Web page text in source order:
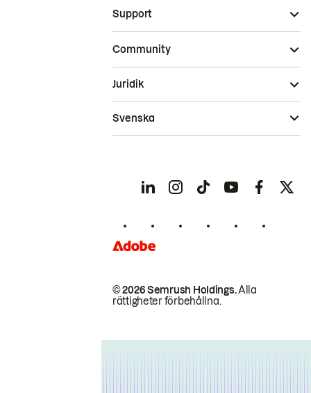
Support
Community
© 2026 Semrush Holdings.Alla
rättigheter förbehållna.
Juridik
Svenska